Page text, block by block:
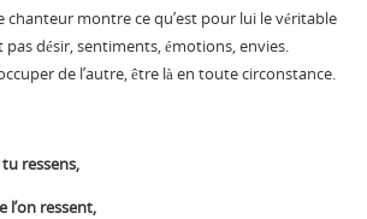
chanteur montre ce qu’est pour lui le véritable
pas désir, sentiments, émotions, envies.
de l’autre, être là en toute circonstance.
tu ressens,
l’on ressent,